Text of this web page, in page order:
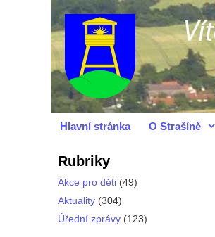
Hlavní stránka O Strašíně
Rubriky
Akce pro děti (49)
Aktuality (304)
Úřední zprávy (123)